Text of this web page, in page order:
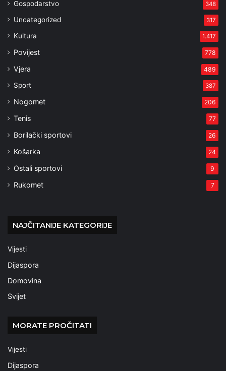
Gospodarstvo 348
Uncategorized 317
Kultura 1.417
Povijest 778
Vjera 489
Sport 387
Nogomet 206
Tenis 77
Borilački sportovi 26
Košarka 24
Ostali sportovi 9
Rukomet 7
NAJČITANIJE KATEGORIJE
Vijesti
Dijaspora
Domovina
Svijet
MORATE PROČITATI
Vijesti
Dijaspora